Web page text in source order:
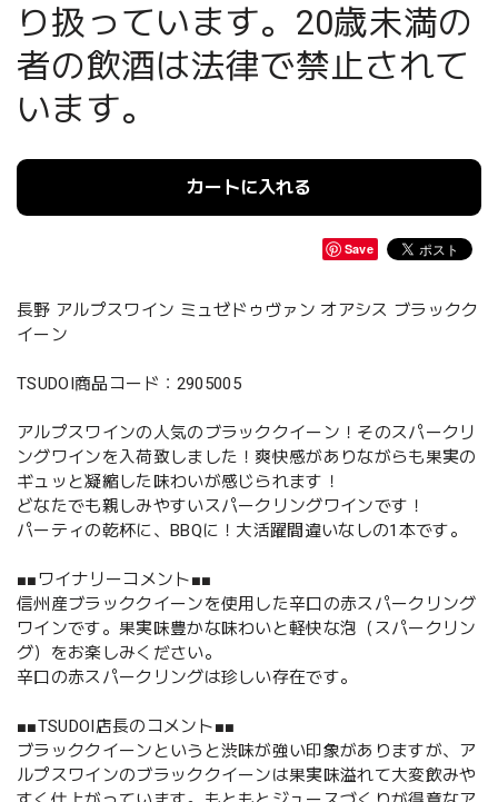
り扱っています。20歳未満の
者の飲酒は法律で禁止されて
います。
カートに入れる
Save
長野 アルプスワイン ミュゼドゥヴァン オアシス ブラックク
イーン
TSUDOI商品コード：2905005
アルプスワインの人気のブラッククイーン！そのスパークリ
ングワインを入荷致しました！爽快感がありながらも果実の
ギュッと凝縮した味わいが感じられます！
どなたでも親しみやすいスパークリングワインです！
パーティの乾杯に、BBQに！大活躍間違いなしの1本です。
■■ワイナリーコメント■■
信州産ブラッククイーンを使用した辛口の赤スパークリング
ワインです。果実味豊かな味わいと軽快な泡（スパークリン
グ）をお楽しみください。
辛口の赤スパークリングは珍しい存在です。
■■TSUDOI店長のコメント■■
ブラッククイーンというと渋味が強い印象がありますが、ア
ルプスワインのブラッククイーンは果実味溢れて大変飲みや